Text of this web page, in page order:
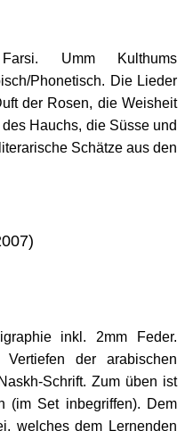
Umm Kulthums
Phonetisch. Die Lieder
der Rosen, die Weisheit
Hauchs, die Süsse und
Schätze aus den
inkl. 2mm Feder.
der arabischen
Schrift. Zum üben ist
(im Set inbegriffen). Dem
welches dem Lernenden